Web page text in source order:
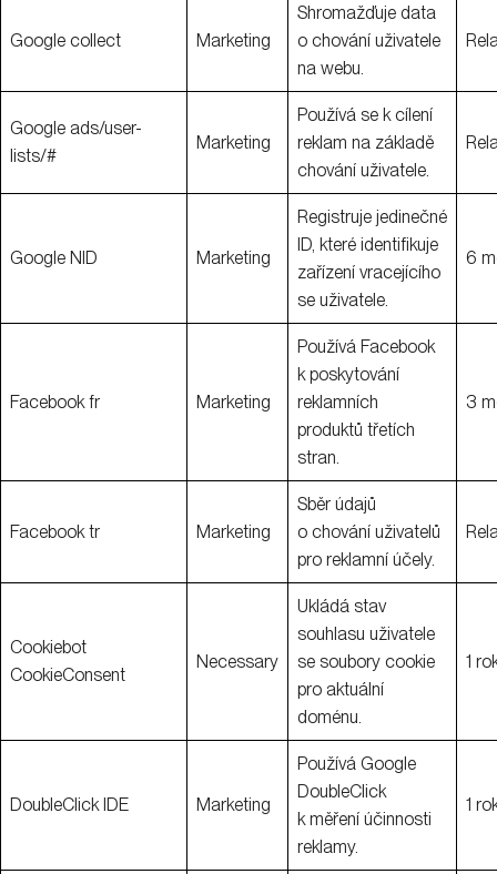
Google collect Marketing
Shromažďuje data
o chování uživatele
na webu.
Google ads/user-
lists/#
Marketing
Používá se k cílení
reklam na základě
chování uživatele.
Google NID Marketing
Registruje jedinečné
ID, které identifikuje
zařízení vracejícího
se uživatele.
6
Facebook fr Marketing
Používá Facebook
k poskytování
reklamních
produktů třetích
stran.
3
Facebook tr Marketing
Sběr údajů
o chování uživatelů
pro reklamní účely.
Cookiebot
CookieConsent
Necessary
Ukládá stav
souhlasu uživatele
se soubory cookie
pro aktuální
doménu.
1
DoubleClick IDE Marketing
Používá Google
DoubleClick
k měření účinnosti
reklamy.
1